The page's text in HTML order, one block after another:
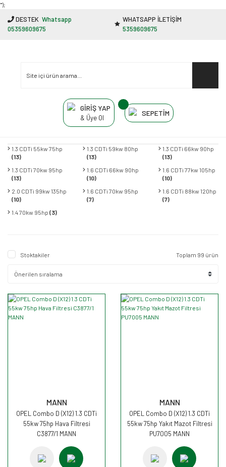
"');
DESTEK Whatsapp
05359609675
WHATSAPP İLETİŞİM
5359609675
GİRİŞ YAP
& Üye Ol
SEPETİM
1.3 CDTi 55kw 75hp
(13)
1.3 CDTi 59kw 80hp
(13)
1.3 CDTi 66kw 90hp
(13)
1.3 CDTi 70kw 95hp
(13)
1.6 CDTi 66kw 90hp
(10)
1.6 CDTi 77kw 105hp
(10)
2.0 CDTi 99kw 135hp
(10)
1.6 CDTi 70kw 95hp
(7)
1.6 CDTi 88kw 120hp
(7)
1.4 70kw 95hp (3)
Stoktakiler Toplam 99 ürün
MANN
OPEL Combo D (X12) 1.3 CDTi
55kw 75hp Hava Filtresi
C3877/1 MANN
MANN
OPEL Combo D (X12) 1.3 CDTi
55kw 75hp Yakıt Mazot Filtresi
PU7005 MANN